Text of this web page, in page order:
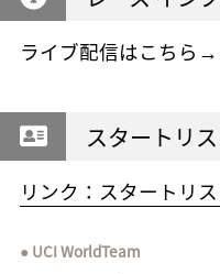
ライブ配信はこちら→
スタートリ
リンク：スタートリス
UCI WorldTeam